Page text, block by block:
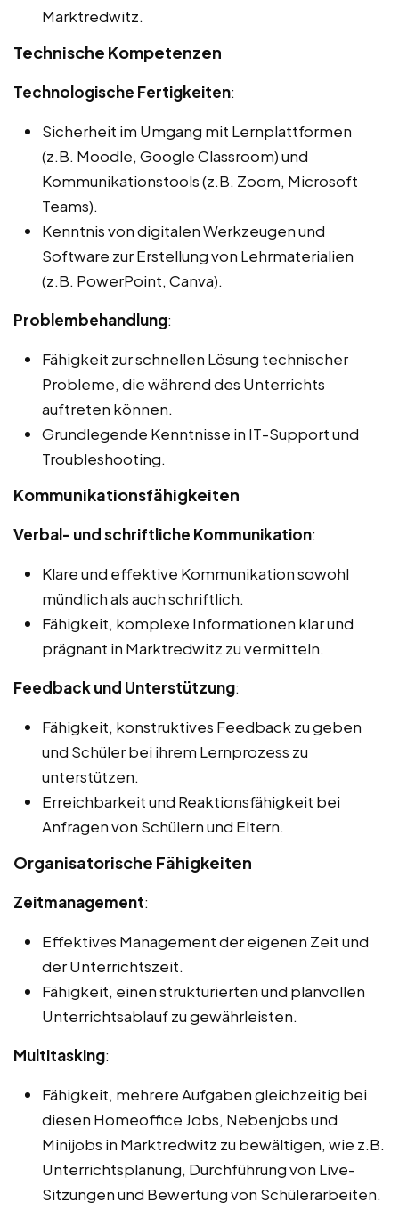
Marktredwitz.
Technische Kompetenzen
Technologische Fertigkeiten:
Sicherheit im Umgang mit Lernplattformen
(z.B. Moodle, Google Classroom) und
Kommunikationstools (z.B. Zoom, Microsoft
Teams).
Kenntnis von digitalen Werkzeugen und
Software zur Erstellung von Lehrmaterialien
(z.B. PowerPoint, Canva).
Problembehandlung:
Fähigkeit zur schnellen Lösung technischer
Probleme, die während des Unterrichts
auftreten können.
Grundlegende Kenntnisse in IT-Support und
Troubleshooting.
Kommunikationsfähigkeiten
Verbal- und schriftliche Kommunikation:
Klare und effektive Kommunikation sowohl
mündlich als auch schriftlich.
Fähigkeit, komplexe Informationen klar und
prägnant in Marktredwitz zu vermitteln.
Feedback und Unterstützung:
Fähigkeit, konstruktives Feedback zu geben
und Schüler bei ihrem Lernprozess zu
unterstützen.
Erreichbarkeit und Reaktionsfähigkeit bei
Anfragen von Schülern und Eltern.
Organisatorische Fähigkeiten
Zeitmanagement:
Effektives Management der eigenen Zeit und
der Unterrichtszeit.
Fähigkeit, einen strukturierten und planvollen
Unterrichtsablauf zu gewährleisten.
Multitasking:
Fähigkeit, mehrere Aufgaben gleichzeitig bei
diesen Homeoffice Jobs, Nebenjobs und
Minijobs in Marktredwitz zu bewältigen, wie z.B.
Unterrichtsplanung, Durchführung von Live-
Sitzungen und Bewertung von Schülerarbeiten.